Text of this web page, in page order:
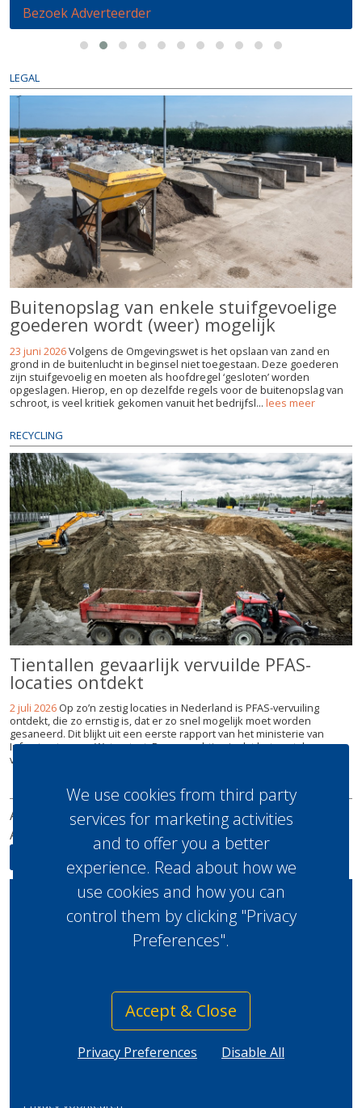
We use cookies from third party
services for marketing activities
and to offer you a better
experience. Read about how we
use cookies and how you can
control them by clicking "Privacy
Preferences".
Accept & Close
Privacy Preferences Disable All
Bezoek Adverteerder
LEGAL
Buitenopslag van enkele stuifgevoelige
goederen wordt (weer) mogelijk
23 juni 2026Volgens de Omgevingswet is het opslaan van zand en
grond in de buitenlucht in beginsel niet toegestaan. Deze goederen
zijn stuifgevoelig en moeten als hoofdregel ‘gesloten’ worden
opgeslagen. Hierop, en op dezelfde regels voor de buitenopslag van
schroot, is veel kritiek gekomen vanuit het bedrijfsl... lees meer
RECYCLING
Tientallen gevaarlijk vervuilde PFAS-
locaties ontdekt
2 juli 2026 Op zo’n zestig locaties in Nederland is PFAS-vervuiling
ontdekt, die zo ernstig is, dat er zo snel mogelijk moet worden
gesaneerd. Dit blijkt uit een eerste rapport van het ministerie van
Infrastructuur en Waterstaat. De verwachting is dat het aantal
verontreinigingen nog sterk toeneemt. Het duurt n...
ABONNEREN ADVERTEREN UITGAVES
REDACTIE
ADRES
Home
Legal
Circulaire Economie
Recypedia
Privacy voorkeuren